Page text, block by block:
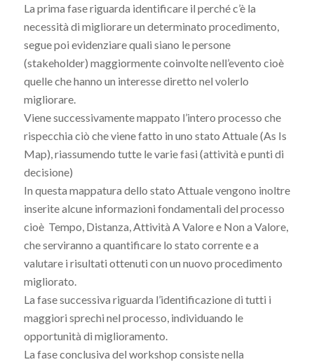
La prima fase riguarda identificare il perché c’è la
necessità di migliorare un determinato procedimento,
segue poi evidenziare quali siano le persone
(stakeholder) maggiormente coinvolte nell’evento cioè
quelle che hanno un interesse diretto nel volerlo
migliorare.
Viene successivamente mappato l’intero processo che
rispecchia ciò che viene fatto in uno stato Attuale (As Is
Map), riassumendo tutte le varie fasi (attività e punti di
decisione)
In questa mappatura dello stato Attuale vengono inoltre
inserite alcune informazioni fondamentali del processo
cioè Tempo, Distanza, Attività A Valore e Non a Valore,
che serviranno a quantificare lo stato corrente e a
valutare i risultati ottenuti con un nuovo procedimento
migliorato.
La fase successiva riguarda l’identificazione di tutti i
maggiori sprechi nel processo, individuando le
opportunità di miglioramento.
La fase conclusiva del workshop consiste nella